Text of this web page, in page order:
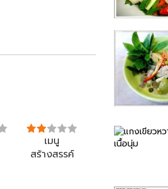
เมนู
สร้างสรรค์